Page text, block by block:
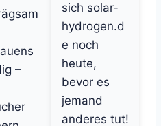
–
sich solar-
hydrogen.d
e noch
heute,
bevor es
jemand
anderes tut!